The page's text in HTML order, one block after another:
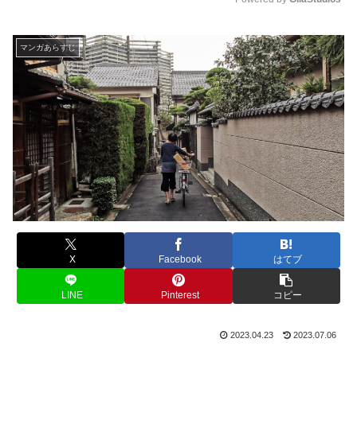
u
t
e
マンガあらすじ
X Facebook はてブ
LINE Pinterest コピー
2023.04.23 2023.07.06